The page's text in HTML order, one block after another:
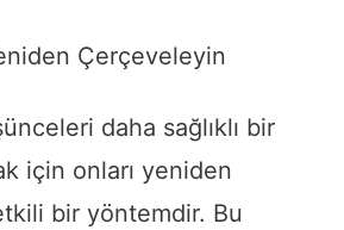
Çerçeveleyin
daha sağlıklı bir
için onları yeniden
bir yöntemdir. Bu